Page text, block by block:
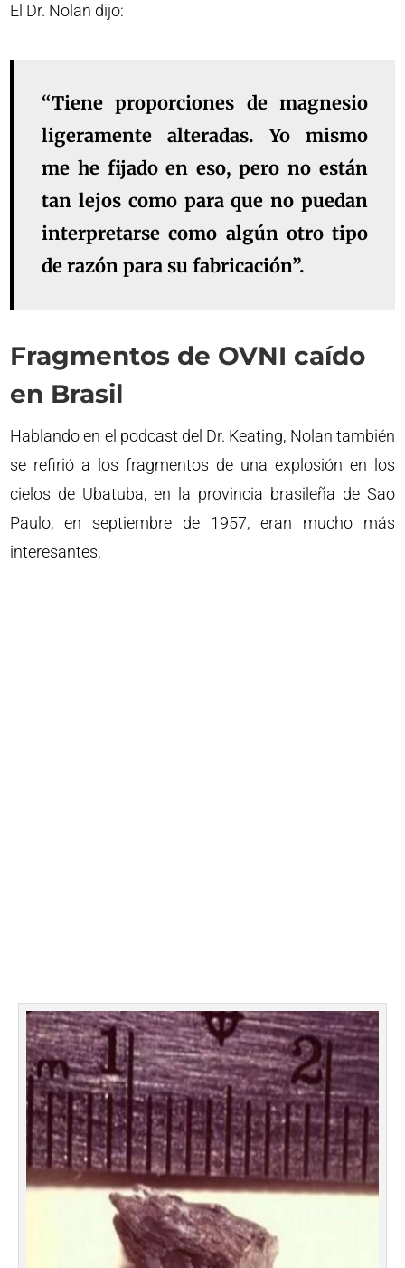
El Dr. Nolan dijo:
“Tiene proporciones de magnesio
ligeramente alteradas. Yo mismo
me he fijado en eso, pero no están
tan lejos como para que no puedan
interpretarse como algún otro tipo
de razón para su fabricación”.
Fragmentos de OVNI caído
en Brasil
Hablando en el podcast del Dr. Keating, Nolan también
se refirió a los fragmentos de una explosión en los
cielos de Ubatuba, en la provincia brasileña de Sao
Paulo, en septiembre de 1957, eran mucho más
interesantes.